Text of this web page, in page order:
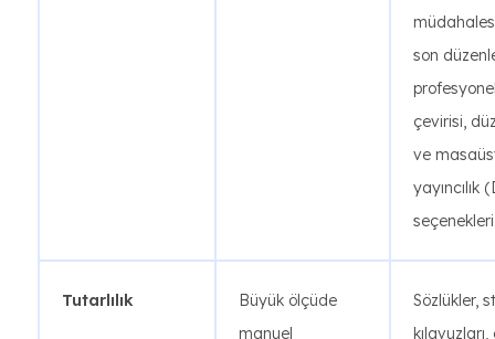
son
çevirisi,
ve
yayıncılık
seçenekleri
Tutarlılık
Büyük ölçüde
manuel
Sözlükler,